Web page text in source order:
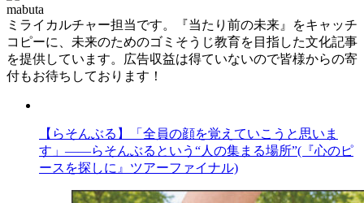
mabuta
ミライカルチャー担当です。『当たり前の未来』をキャッチ
コピーに、未来のためのゴミそうじ教育を目指した文化記事
を提供しています。広告収益は得ていないので皆様からの寄
付もお待ちしております！
【らそんぶる】「全員の顔を覚えていこうと思いま
す」――らそんぶるという“人の集まる場所”(『心のピ
ースを探しに』ツアーファイナル)